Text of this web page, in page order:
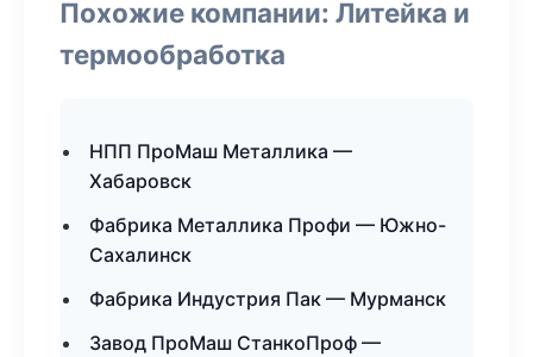
Похожие компании: Литейка и
термообработка
НПП ПроМаш Металлика —
Хабаровск
Фабрика Металлика Профи — Южно-
Сахалинск
Фабрика Индустрия Пак — Мурманск
Завод ПроМаш СтанкоПроф —